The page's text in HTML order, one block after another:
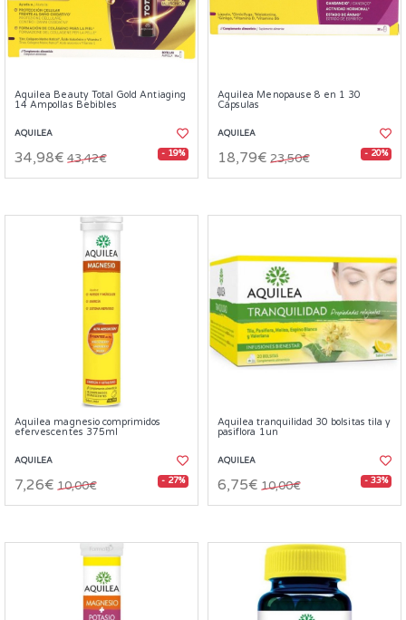
Aquilea Beauty Total Gold Antiaging
14 Ampollas Bebibles
AQUILEA
34,98€ 43,42€ - 19%
Aquilea Menopause 8 en 1 30
Cápsulas
AQUILEA
18,79€ 23,50€ - 20%
Aquilea magnesio comprimidos
efervescentes 375ml
AQUILEA
7,26€ 10,00€ - 27%
Aquilea tranquilidad 30 bolsitas tila y
pasiflora 1un
AQUILEA
6,75€ 10,00€ - 33%